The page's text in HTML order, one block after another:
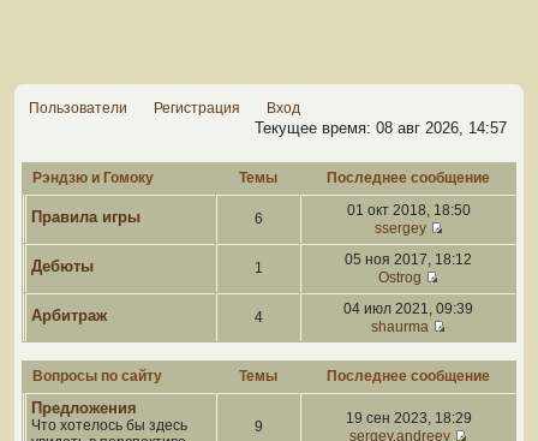
Пользователи Регистрация Вход
Текущее время: 08 авг 2026, 14:57
Рэндзю и Гомоку Темы Последнее сообщение
Правила игры 6
01 окт 2018, 18:50
ssergey
Дебюты 1
05 ноя 2017, 18:12
Ostrog
Арбитраж 4
04 июл 2021, 09:39
shaurma
Вопросы по сайту Темы Последнее сообщение
Предложения
Что хотелось бы здесь
9
19 сен 2023, 18:29
sergey.andreev